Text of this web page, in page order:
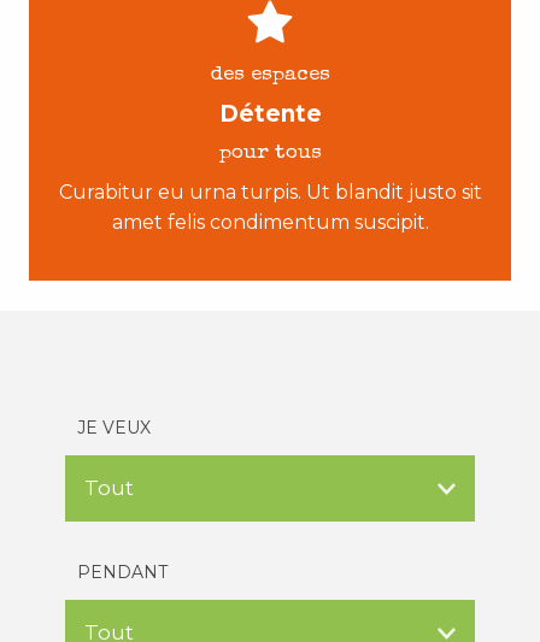
des espaces
Détente
pour tous
Curabitur eu urna turpis. Ut blandit justo sit
amet felis condimentum suscipit.
JE VEUX
PENDANT